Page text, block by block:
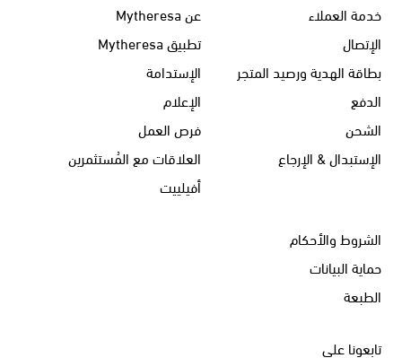
خدمة العملاء
الإتصال
بطاقة الهدية ورصيد المتجر
الدفع
الشحن
الإستبدال & الإرجاع
عن Mytheresa
تطبيق Mytheresa
الإستدامة
الإعلام
فرص العمل
العلاقات مع المُستثمرين
أفيلييت
الشروط والأحكام
حماية البيانات
الطبعة
تابعونا على